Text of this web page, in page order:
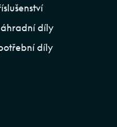
díly
díly